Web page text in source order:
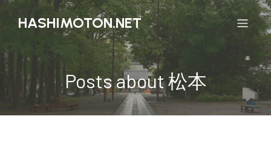
HASHIMOTON.NET
Posts about 松本